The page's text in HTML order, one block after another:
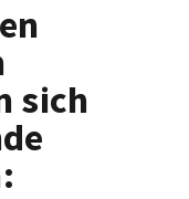
sich